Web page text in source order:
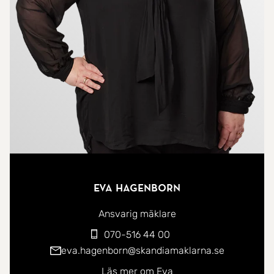
Tre rymliga sovrum erbjuder plats för hela familjen,
och två av rummen har direkt utgång till den
ljuvliga uteplatsen i sydväst. Här njuter du av
eftermiddags- och kvällssol, med plats för både
loungemöbler, grill och grönskande detaljer.
Två helkaklade badrum med dusch - varav det
Lägenheten är tyst och rofylld tack vare
isolerande fönster, och tack vare det genomtänkta
läget håller den en behaglig temperatur året om -
sval på sommaren och varm på vintern.
Eva Hagenborn
Ansvarig mäklare
070-516 44 00
eva.hagenborn@skandiamaklarna.se
Läs mer om Eva